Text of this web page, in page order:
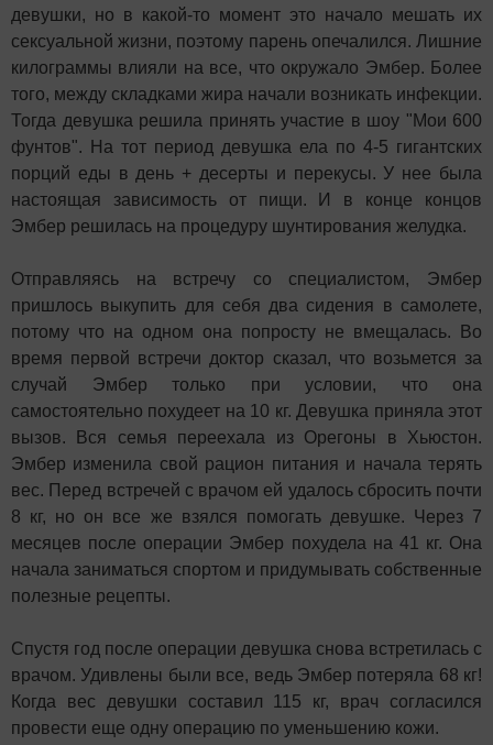
девушки, но в какой-то момент это начало мешать их
сексуальной жизни, поэтому парень опечалился. Лишние
килограммы влияли на все, что окружало Эмбер. Более
того, между складками жира начали возникать инфекции.
Тогда девушка решила принять участие в шоу "Мои 600
фунтов". На тот период девушка ела по 4-5 гигантских
порций еды в день + десерты и перекусы. У нее была
настоящая зависимость от пищи. И в конце концов
Эмбер решилась на процедуру шунтирования желудка.
Отправляясь на встречу со специалистом, Эмбер
пришлось выкупить для себя два сидения в самолете,
потому что на одном она попросту не вмещалась. Во
время первой встречи доктор сказал, что возьмется за
случай Эмбер только при условии, что она
самостоятельно похудеет на 10 кг. Девушка приняла этот
вызов. Вся семья переехала из Орегоны в Хьюстон.
Эмбер изменила свой рацион питания и начала терять
вес. Перед встречей с врачом ей удалось сбросить почти
8 кг, но он все же взялся помогать девушке. Через 7
месяцев после операции Эмбер похудела на 41 кг. Она
начала заниматься спортом и придумывать собственные
полезные рецепты.
Спустя год после операции девушка снова встретилась с
врачом. Удивлены были все, ведь Эмбер потеряла 68 кг!
Когда вес девушки составил 115 кг, врач согласился
провести еще одну операцию по уменьшению кожи.